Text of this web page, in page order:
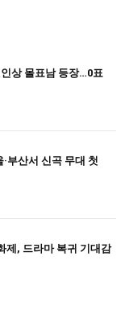
상 몰표남 등장…0표
부산서 신곡 무대 첫
제, 드라마 복귀 기대감